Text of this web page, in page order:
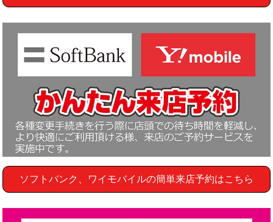
ソフトバンク、ワイモバイルの簡単来店予約はこちら